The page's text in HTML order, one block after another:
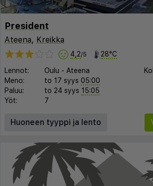
President
Ateena, Kreikka
4,2/5 28°C
Lennot: Oulu - Ateena
Meno:
to 17 syys 05:00
Paluu:
to 24 syys 15:05
Yöt:
7
Huoneen tyyppi ja lento